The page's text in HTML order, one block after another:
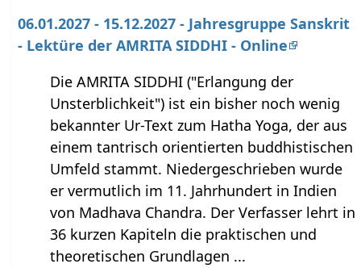
06.01.2027 - 15.12.2027 - Jahresgruppe Sanskrit
- Lektüre der AMRITA SIDDHI - Online
Die AMRITA SIDDHI ("Erlangung der
Unsterblichkeit") ist ein bisher noch wenig
bekannter Ur-Text zum Hatha Yoga, der aus
einem tantrisch orientierten buddhistischen
Umfeld stammt. Niedergeschrieben wurde
er vermutlich im 11. Jahrhundert in Indien
von Madhava Chandra. Der Verfasser lehrt in
36 kurzen Kapiteln die praktischen und
theoretischen Grundlagen ...